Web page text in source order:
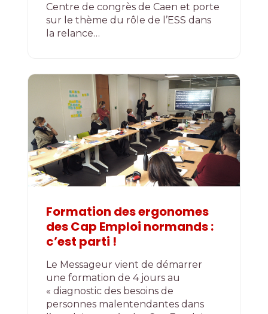
Centre de congrès de Caen et porte
sur le thème du rôle de l’ESS dans
la relance…
Formation des ergonomes
des Cap Emploi normands :
c’est parti !
Le Messageur vient de démarrer
une formation de 4 jours au
« diagnostic des besoins de
personnes malentendantes dans